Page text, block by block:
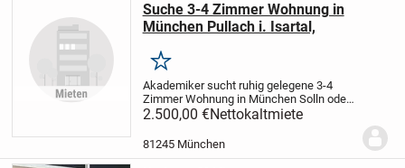
Suche 3-4 Zimmer Wohnung in
München Pullach i. Isartal,
Merken
Akademiker sucht ruhig gelegene 3-4
Zimmer Wohnung in München Solln oder
Pullach i. Isartal oder Grünwald mit
Badewanne, mit Garage, bis 2.500,00 EUR
2.500,00 €Nettokaltmiete
81245 München